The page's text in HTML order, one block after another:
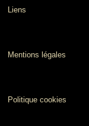
Liens
Mentions légales
Politique cookies